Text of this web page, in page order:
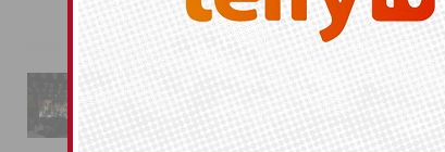
31/07/2026
Pilar de la Horadada
conmemora con emoción el
40º aniversario de su
independencia como municipio